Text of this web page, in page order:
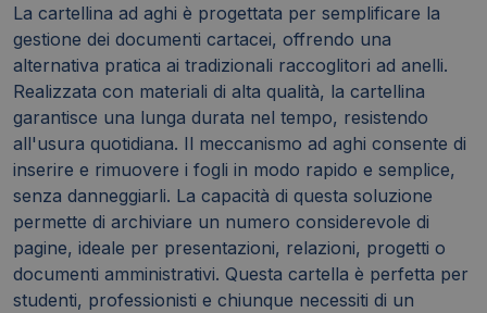
La cartellina ad aghi è progettata per semplificare la
gestione dei documenti cartacei, offrendo una
alternativa pratica ai tradizionali raccoglitori ad anelli.
Realizzata con materiali di alta qualità, la cartellina
garantisce una lunga durata nel tempo, resistendo
all'usura quotidiana. Il meccanismo ad aghi consente di
inserire e rimuovere i fogli in modo rapido e semplice,
senza danneggiarli. La capacità di questa soluzione
permette di archiviare un numero considerevole di
pagine, ideale per presentazioni, relazioni, progetti o
documenti amministrativi. Questa cartella è perfetta per
studenti, professionisti e chiunque necessiti di un